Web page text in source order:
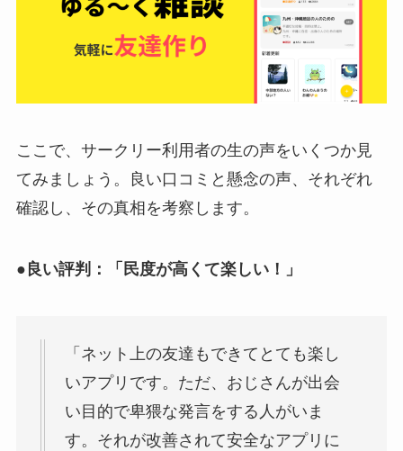
ここで、サークリー利用者の生の声をいくつか見
てみましょう。良い口コミと懸念の声、それぞれ
確認し、その真相を考察します。
●良い評判：「民度が高くて楽しい！」
「ネット上の友達もできてとても楽し
いアプリです。ただ、おじさんが出会
い目的で卑猥な発言をする人がいま
す。それが改善されて安全なアプリに